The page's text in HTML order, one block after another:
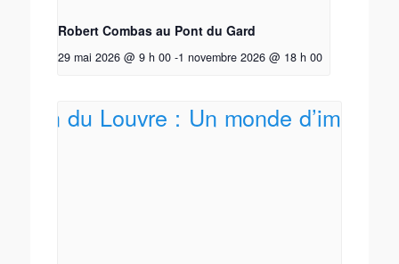
Robert Combas au Pont du Gard
29 mai 2026 @ 9 h 00 -1 novembre 2026 @ 18 h 00